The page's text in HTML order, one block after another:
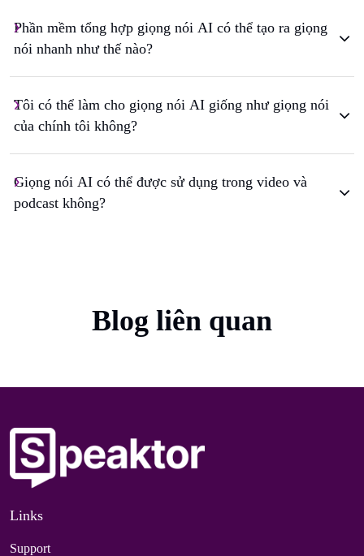
Phần mềm tổng hợp giọng nói AI có thể tạo ra giọng
nói nhanh như thế nào?
Tôi có thể làm cho giọng nói AI giống như giọng nói
của chính tôi không?
Giọng nói AI có thể được sử dụng trong video và
podcast không?
Blog liên quan
Links
Support